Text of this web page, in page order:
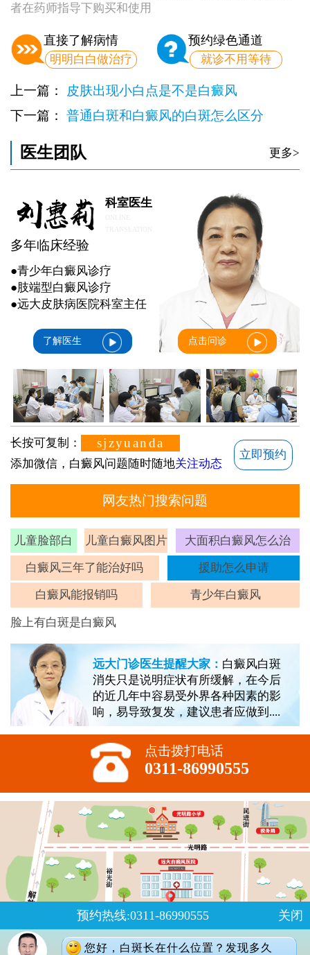
者在药师指导下购买和使用
直接了解病情
明明白白做治疗
预约绿色通道
就诊不用等待
上一篇： 皮肤出现小白点是不是白癜风
下一篇： 普通白斑和白癜风的白斑怎么区分
医生团队 更多>
科室医生
多年临床经验
●青少年白癜风诊疗
●肢端型白癜风诊疗
●远大皮肤病医院科室主任
了解医生 点击问诊
长按可复制： sjzyuanda
添加微信，白癜风问题随时随地关注动态
立即预约
网友热门搜索问题
儿童脸部白
斑
儿童白癜风图片 大面积白癜风怎么治
白癜风三年了能治好吗 援助怎么申请
白癜风能报销吗 青少年白癜风
脸上有白斑是白癜风
远大门诊医生提醒大家： 白癜风白斑
消失只是说明症状有所缓解，在今后
的近几年中容易受外界各种因素的影
响，易导致复发，建议患者应做到....
点击拨打电话
0311-86990555
预约热线:0311-86990555 关闭
您好，白斑长在什么位置？发现多久